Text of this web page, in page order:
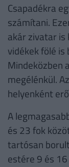
Csapadékra
számítani.
akár zivatar is
vidékek fölé
Mindeközben
megélénkül.
helyenként
A
és 23 fok
tartósan
estére 9 és